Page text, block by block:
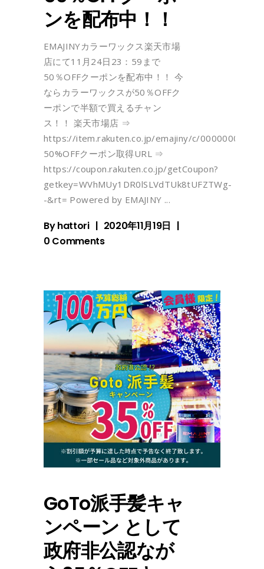
ンを配布中！！
EMAJINYカラーワックス楽天市場
店にて11月24日23：59まで
50％OFFクーポンを配布中！！ 今
ならカラーワックスが50％OFFク
ーポンで半額で買えるチャン
ス！！ 楽天市場店 ⇒
https://item.rakuten.co.jp/emajiny/c/0000000100/
50%OFFクーポン取得URL ⇒
https://coupon.rakuten.co.jp/getCoupon?
getkey=WVhMUy1DR0lSLVdTUk8tUFZTWg-
-&rt= Powered by EMAJINY
Byhattori
2020年11月19日
0 Comments
GoTo派手髪キャ
ンペーン として
政府非公認なが